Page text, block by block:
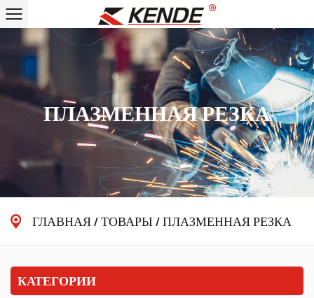
ПЛАЗМЕННАЯ РЕЗКА
ГЛАВНАЯ/ТОВАРЫ /ПЛАЗМЕННАЯ РЕЗКА
КАТЕГОРИИ